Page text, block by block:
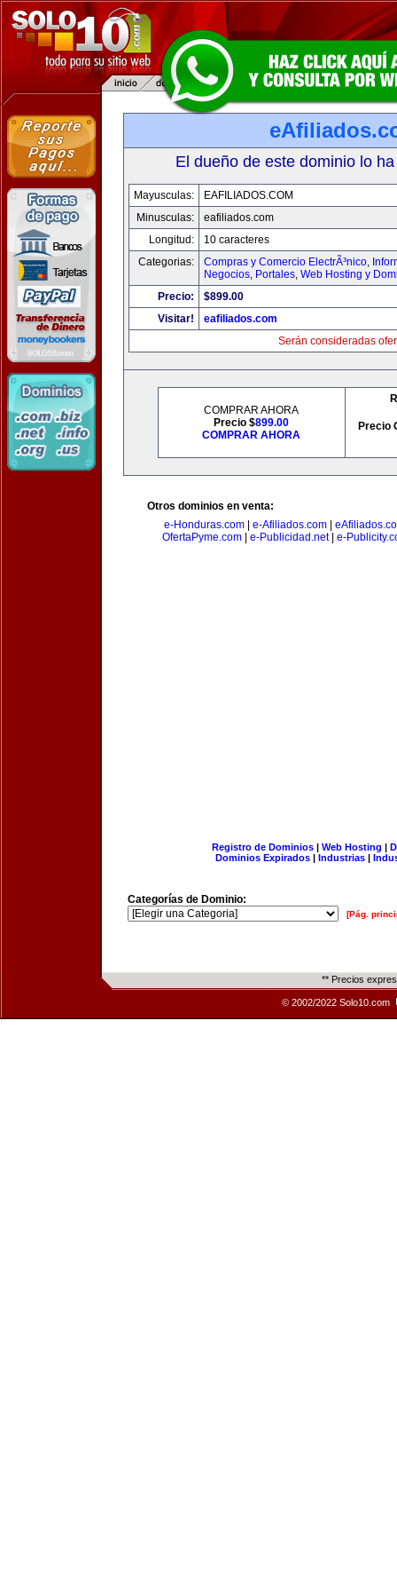
El dueño de este dominio lo
Mayusculas:
EAFILIADOS.COM
Minusculas:
eafiliados.com
Longitud:
10 caracteres
Categorias:
Compras y Comercio ElectrÃ³nico,
Negocios, Portales, Web Hosting y
Precio:
$899.00
Visitar!
eafiliados.com
Serán consideradas
COMPRAR AHORA
Precio $899.00
COMPRAR AHORA
Precio
Otros dominios en venta:
e-Honduras.com| e-Afiliados.com|
OfertaPyme.com| e-Publicidad.net| e-
Registro de Dominios| Web Hosting |
Dominios Expirados | Industrias |
Categorías de Dominio:
[Pág.
** Precios
© 2002/2022 Solo10.com